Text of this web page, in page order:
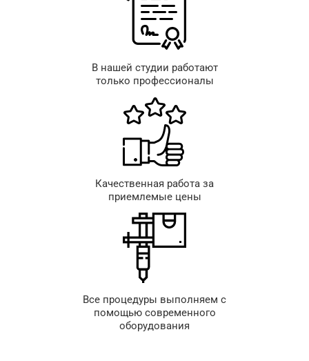
В нашей студии работают
только профессионалы
Качественная работа за
приемлемые цены
Все процедуры выполняем с
помощью современного
оборудования